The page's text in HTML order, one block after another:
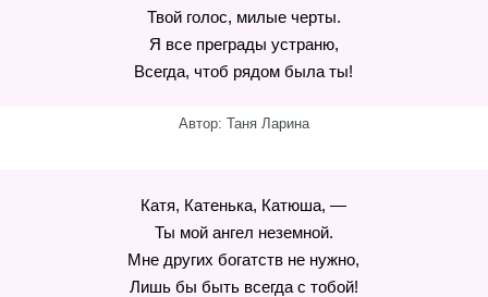
Твой голос, милые черты.
Я все преграды устраню,
Всегда, чтоб рядом была ты!
Автор: Таня Ларина
Катя, Катенька, Катюша, —
Ты мой ангел неземной.
Мне других богатств не нужно,
Лишь бы быть всегда с тобой!